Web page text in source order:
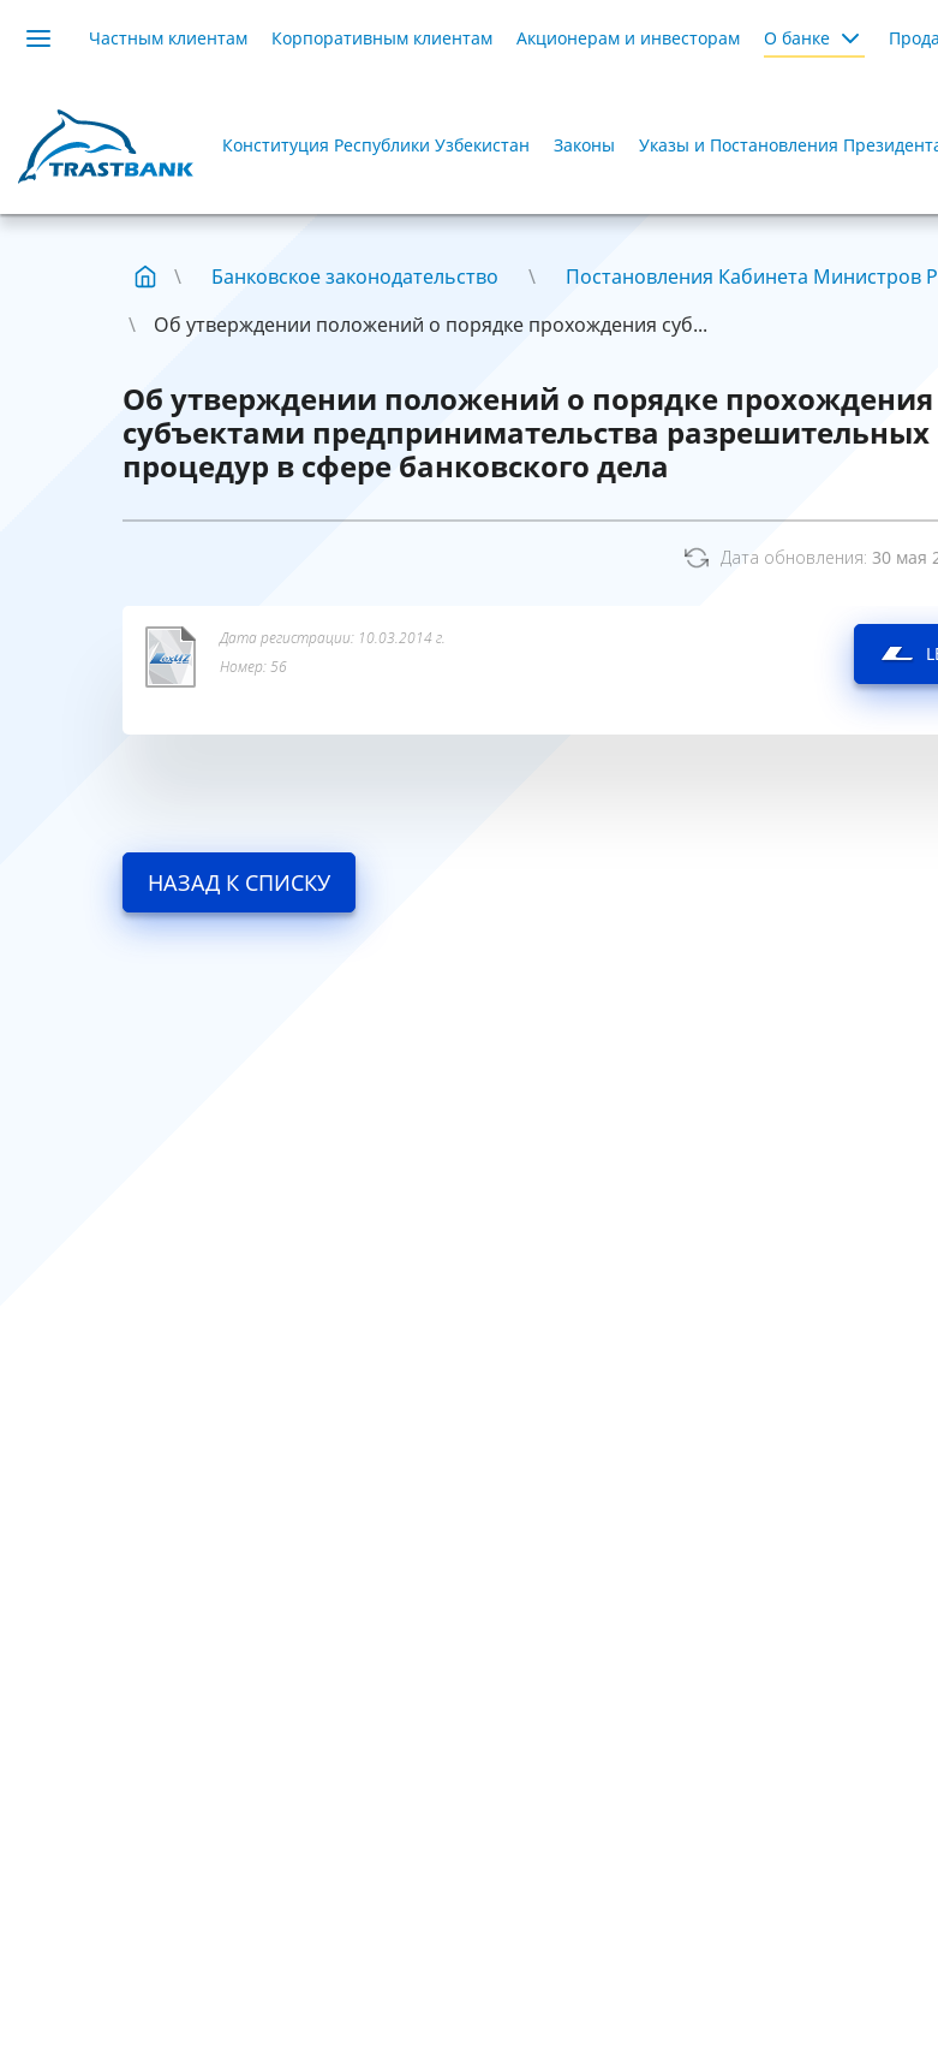
Частным клиентам Корпоративным клиентам Акционерам и инвесторам О банке
Конституция Республики Узбекистан Законы Указы и Постановления
Банковское законодательство
Постановления Кабинета Министров
Об утверждении положений о порядке прохождения суб...
Об утверждении положений о порядке прохождения
субъектами предпринимательства разрешительных
процедур в сфере банковского дела
Дата обновления: 30 мая
Дата регистрации: 10.03.2014 г.
Номер: 56
НАЗАД К СПИСКУ